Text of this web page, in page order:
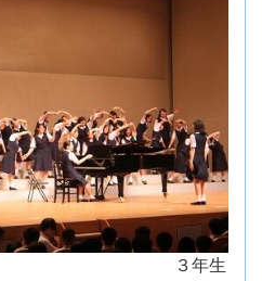
生